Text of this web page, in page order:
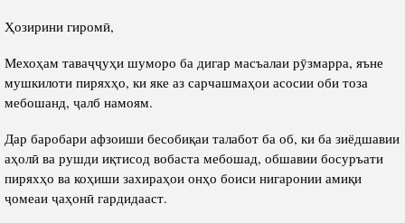
Ҳозирини гиромӣ,
Мехоҳам таваҷҷуҳи шуморо ба дигар масъалаи рӯзмарра, яъне
мушкилоти пиряхҳо, ки яке аз сарчашмаҳои асосии оби тоза
мебошанд, ҷалб намоям.
Дар баробари афзоиши бесобиқаи талабот ба об, ки ба зиёдшавии
аҳолӣ ва рушди иқтисод вобаста мебошад, обшавии босуръати
пиряхҳо ва коҳиши захираҳои онҳо боиси нигаронии амиқи
ҷомеаи ҷаҳонӣ гардидааст.